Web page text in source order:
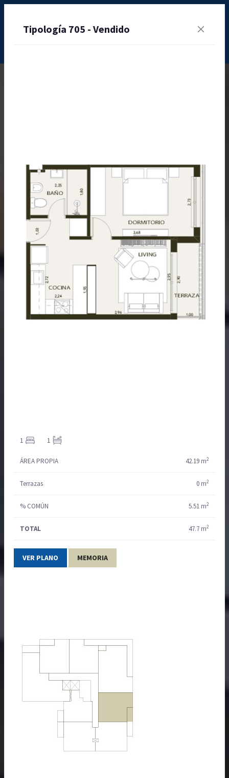
Tipología 705 - Vendido
1 1
ÁREA PROPIA 42.19 m2
Terrazas 0 m2
% COMÚN 5.51 m2
TOTAL 47.7 m2
VER PLANO MEMORIA